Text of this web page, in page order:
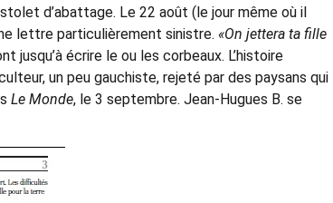
d’abattage. Le 22 août (le jour même où il
lettre particulièrement sinistre. «On jettera ta fille
jusqu’à écrire le ou les corbeaux. L’histoire
un peu gauchiste, rejeté par des paysans qui
Le Monde, le 3 septembre. Jean-Hugues B. se